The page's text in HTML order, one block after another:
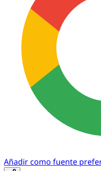
Añadir como fuente